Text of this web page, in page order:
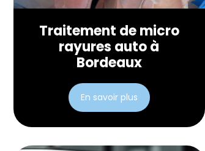
Traitement de micro
rayures auto à
Bordeaux
En savoir plus